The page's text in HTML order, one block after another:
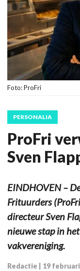
Foto: ProFri
PERSONALIA
ProFri
Sven
EINDHOVEN –
Frituurders
directeur Sven
nieuwe stap in
vakvereniging.
Redactie 19 februari